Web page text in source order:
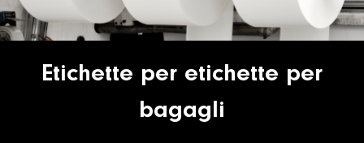
Etichette per etichette per
bagagli